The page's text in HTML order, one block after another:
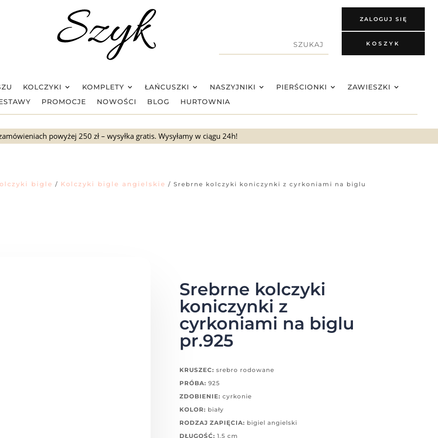
ZALOGUJ SIĘ
KOSZYK
KOLCZYKI KOMPLETY ŁAŃCUSZKI NASZYJNIKI PIERŚCIONKI
ZAWIESZKI
PROMOCJE NOWOŚCI BLOG HURTOWNIA
powyżej 250 zł – wysyłka gratis. Wysyłamy w ciągu 24h!
bigle / Kolczyki bigle angielskie / Srebrne kolczyki koniczynki z cyrkoniami na biglu
Srebrne kolczyki
koniczynki z
cyrkoniami na biglu
pr.925
KRUSZEC: srebro rodowane
PRÓBA: 925
ZDOBIENIE: cyrkonie
KOLOR: biały
RODZAJ ZAPIĘCIA: bigiel angielski
DŁUGOŚĆ: 1,5 cm